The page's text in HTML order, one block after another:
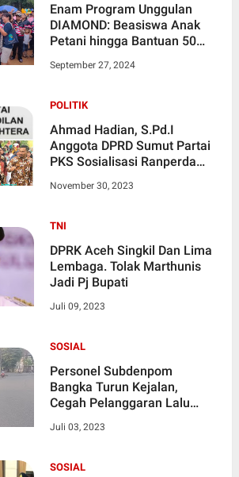
Enam Program Unggulan
DIAMOND: Beasiswa Anak
Petani hingga Bantuan 50
September 27, 2024
POLITIK
Ahmad Hadian, S.Pd.I
Anggota DPRD Sumut Partai
PKS Sosialisasi Ranperda
November 30, 2023
TNI
DPRK Aceh Singkil Dan Lima
Lembaga. Tolak Marthunis
Jadi Pj Bupati
Juli 09, 2023
SOSIAL
Personel Subdenpom
Bangka Turun Kejalan,
Cegah Pelanggaran Lalu
Juli 03, 2023
SOSIAL